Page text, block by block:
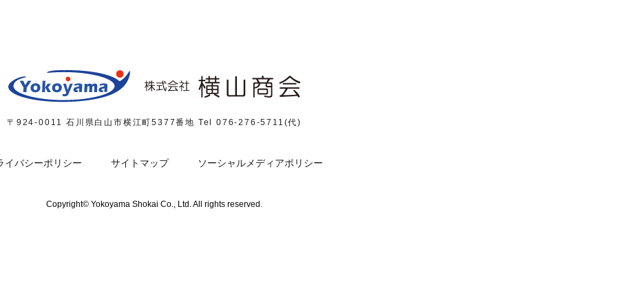
〒924-0011 石川県白山市横江町5377番地 Tel 076-276-5711(代)
イバシーポリシー サイトマップ ソーシャルメディアポリシー
Copyright© Yokoyama Shokai Co., Ltd. All rights reserved.